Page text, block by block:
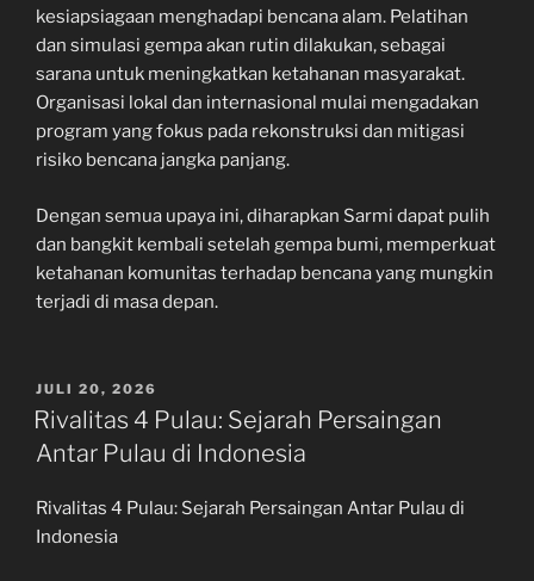
kesiapsiagaan menghadapi bencana alam. Pelatihan
dan simulasi gempa akan rutin dilakukan, sebagai
sarana untuk meningkatkan ketahanan masyarakat.
Organisasi lokal dan internasional mulai mengadakan
program yang fokus pada rekonstruksi dan mitigasi
risiko bencana jangka panjang.
Dengan semua upaya ini, diharapkan Sarmi dapat pulih
dan bangkit kembali setelah gempa bumi, memperkuat
ketahanan komunitas terhadap bencana yang mungkin
terjadi di masa depan.
POSTED
ON
JULI 20, 2026
Rivalitas 4 Pulau: Sejarah Persaingan
Antar Pulau di Indonesia
Rivalitas 4 Pulau: Sejarah Persaingan Antar Pulau di
Indonesia